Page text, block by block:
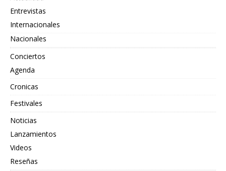
Entrevistas
Internacionales
Nacionales
Conciertos
Agenda
Cronicas
Festivales
Noticias
Lanzamientos
Videos
Reseñas